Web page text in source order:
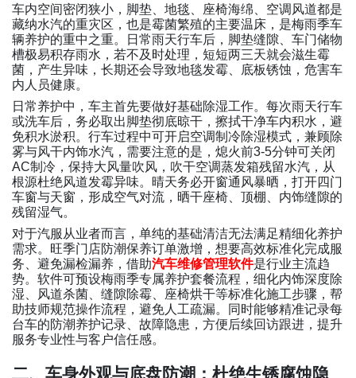
车内空间密闭狭小，脚垫、地毯、座椅海绵、空调风道都是
藏纳水汽的重灾区，也是霉菌繁殖的主要温床，是梅雨季车
辆养护的重中之重。日常雨天行车后，脚垫缝隙、车门储物
槽极易积存雨水，若不及时处理，短短两三天就会滋生霉
菌，产生异味，长期还会导致地毯发霉、底板锈蚀，危害车
内人员健康。
日常养护中，车主首先要做好基础除湿工作。每次雨天行车
或洗车后，务必取出脚垫彻底晾干，擦拭干净车内积水，避
免积水淤积。行车过程中可开启空调制冷除湿模式，兼顾除
雾与风干内饰水汽，需要注意的是，熄火前3-5分钟可关闭
AC制冷，保持大风量吹风，吹干空调蒸发箱残留水汽，从
根源杜绝风道发霉异味。晴天务必开窗通风暴晒，打开四门
车窗与天窗，形成空气对流，晒干座椅、顶棚、内饰缝隙的
残留湿气。
对于汽服从业者而言，单纯的基础清洁无法满足精细化养护
需求。旺季门店防潮保养订单激增，想要高效标准化完成服
务、避免漏检漏养，借助汽车维修管理软件是行业主流趋
势。软件可预设梅雨季专属养护套餐流程，细化内饰深度除
湿、风道杀菌、缝隙除霉、座椅烘干等标准化施工步骤，帮
助技师规范操作流程，避免人工疏漏。同时能够精准记录每
台车的防潮养护记录、故障隐患，方便后续回访跟进，提升
服务专业性与客户信任感。
二、车身外观与底盘防潮：杜绝生锈腐蚀隐